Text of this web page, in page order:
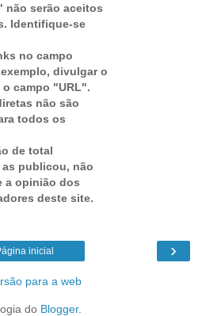
não serão aceitos
Identifique-se
no campo
divulgar o
campo "URL".
não são
todos os
de total
publicou, não
a opinião dos
deste site.
›
inicial
para a web
do Blogger.